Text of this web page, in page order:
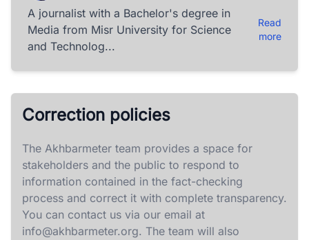
A journalist with a Bachelor's degree in
Media from Misr University for Science
and Technolog...
Read
more
Correction policies
The Akhbarmeter team provides a space for
stakeholders and the public to respond to
information contained in the fact-checking
process and correct it with complete transparency.
You can contact us via our email at
info@akhbarmeter.org. The team will also